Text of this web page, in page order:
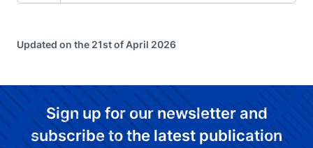
Updated on the 21st of April 2026
Sign up for our newsletter and
subscribe to the latest publication